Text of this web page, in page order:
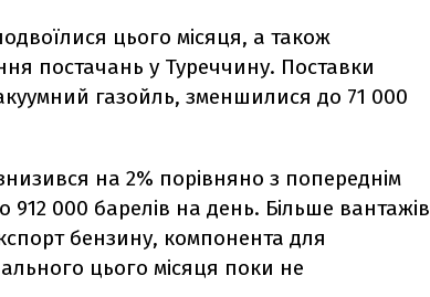
цього місяця, а також
постачань у Туреччину. Поставки
газойль, зменшилися до 71 000
на 2% порівняно з попереднім
000 барелів на день. Більше вантажів
бензину, компонента для
цього місяця поки не